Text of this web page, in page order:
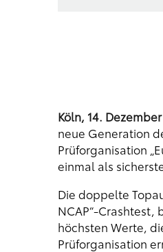
Köln, 14.
neue Generation
Prüforganisation
einmal als
Die doppelte
NCAP“-Crashtest,
höchsten Werte,
Prüforganisation